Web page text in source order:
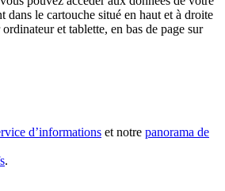
dans le cartouche situé en haut et à droite
et tablette, en bas de page sur
d’informations et notre panorama de
.